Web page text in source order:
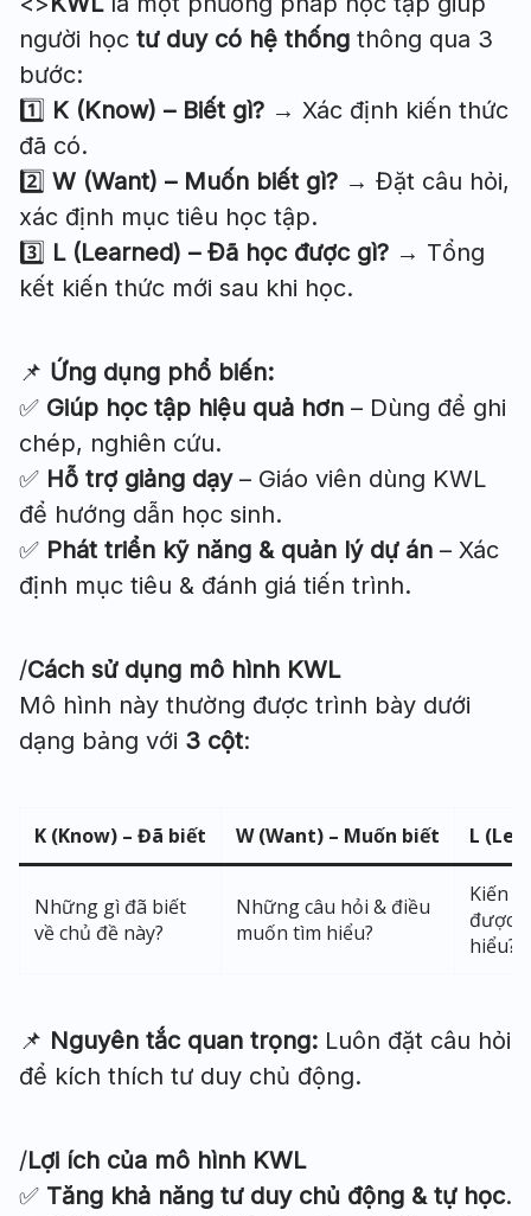
người học tư duy có hệ thống thông qua 3
bước:
1️⃣ K (Know) – Biết gì? → Xác định kiến thức
đã có.
2️⃣ W (Want) – Muốn biết gì? → Đặt câu hỏi,
xác định mục tiêu học tập.
3️⃣ L (Learned) – Đã học được gì? → Tổng
kết kiến thức mới sau khi học.
📌 Ứng dụng phổ biến:
✅ Giúp học tập hiệu quả hơn – Dùng để ghi
chép, nghiên cứu.
✅ Hỗ trợ giảng dạy– Giáo viên dùng KWL
để hướng dẫn học sinh.
✅ Phát triển kỹ năng & quản lý dự án – Xác
định mục tiêu & đánh giá tiến trình.
/Cách sử dụng mô hình KWL
Mô hình này thường được trình bày dưới
dạng bảng với 3 cột:
K (Know) – Đã biết W (Want) – Muốn biết L
Những gì đã biết
về chủ đề này?
Những câu hỏi & điều
muốn tìm hiểu?
Kiến
được
hiểu?
📌 Nguyên tắc quan trọng: Luôn đặt câu hỏi
để kích thích tư duy chủ động.
/Lợi ích của mô hình KWL
✅ Tăng khả năng tư duy chủ động & tự học.